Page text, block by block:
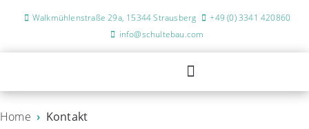
Walkmühlenstraße 29a, 15344 Strausberg
+49 (0) 3341 420860
info@schultebau.com
Home › Kontakt